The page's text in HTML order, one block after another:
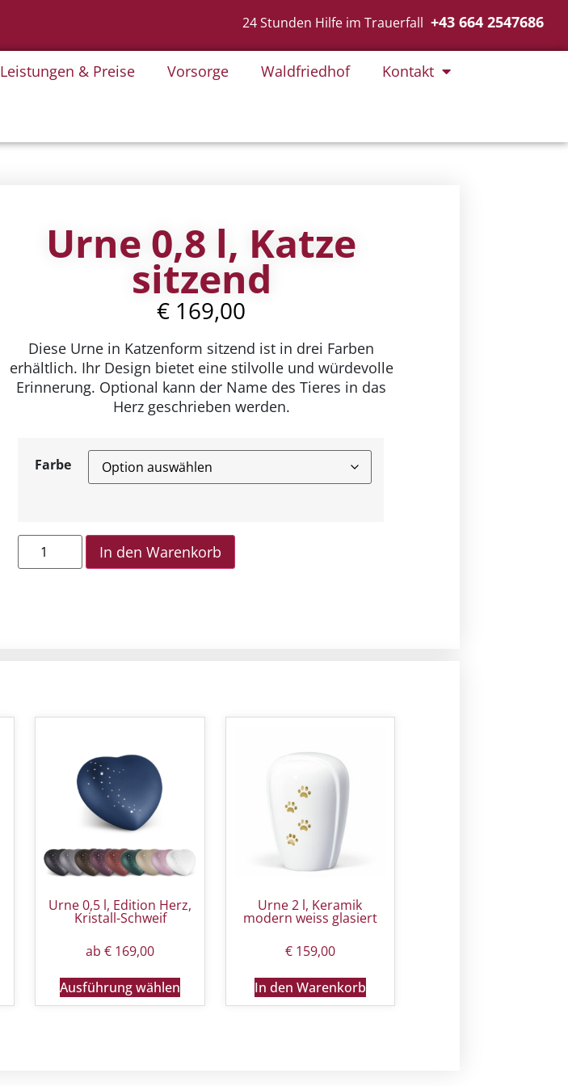
24 Stunden Hilfe im Trauerfall +43 664 2547686
Leistungen & Preise Vorsorge Waldfriedhof Kontakt
Urne 0,8 l, Katze
sitzend
€ 169,00
Diese Urne in Katzenform sitzend ist in drei Farben
erhältlich. Ihr Design bietet eine stilvolle und würdevolle
Erinnerung. Optional kann der Name des Tieres in das
Herz geschrieben werden.
Farbe
In den Warenkorb
Urne 0,5 l, Edition Herz,
Kristall-Schweif
ab € 169,00
Ausführung wählen
Urne 2 l, Keramik
modern weiss glasiert
€159,00
In den Warenkorb